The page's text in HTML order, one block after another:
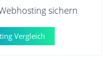
sichern
Vergleich